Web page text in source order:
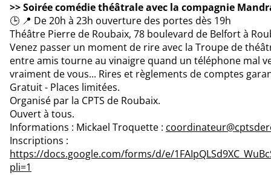
>> Soirée comédie théâtrale avec la compagnie
🕒 📍 De 20h à 23h ouverture des portes dès 19h
Théâtre Pierre de Roubaix, 78 boulevard de Belfort à
Venez passer un moment de rire avec la Troupe de
entre amis tourne au vinaigre quand un téléphone mal
vraiment de vous... Rires et règlements de comptes
Gratuit - Places limitées.
Organisé par la CPTS de Roubaix.
Ouvert à tous.
Informations : Mickael Troquette :
Inscriptions :
https://docs.google.com/forms/d/e/
pli=1